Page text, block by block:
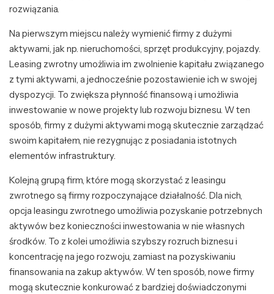
rozwiązania.
Na pierwszym miejscu należy wymienić firmy z dużymi
aktywami, jak np. nieruchomości, sprzęt produkcyjny, pojazdy.
Leasing zwrotny umożliwia im zwolnienie kapitału związanego
z tymi aktywami, a jednocześnie pozostawienie ich w swojej
dyspozycji. To zwiększa płynność finansową i umożliwia
inwestowanie w nowe projekty lub rozwoju biznesu. W ten
sposób, firmy z dużymi aktywami mogą skutecznie zarządzać
swoim kapitałem, nie rezygnując z posiadania istotnych
elementów infrastruktury.
Kolejną grupą firm, które mogą skorzystać z leasingu
zwrotnego są firmy rozpoczynające działalność. Dla nich,
opcja leasingu zwrotnego umożliwia pozyskanie potrzebnych
aktywów bez konieczności inwestowania w nie własnych
środków. To z kolei umożliwia szybszy rozruch biznesu i
koncentrację na jego rozwoju, zamiast na pozyskiwaniu
finansowania na zakup aktywów. W ten sposób, nowe firmy
mogą skutecznie konkurować z bardziej doświadczonymi